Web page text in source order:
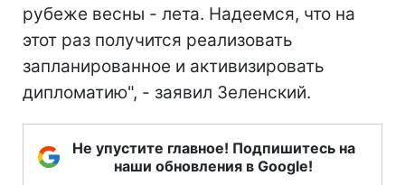
рубеже весны - лета. Надеемся, что на
этот раз получится реализовать
запланированное и активизировать
дипломатию", - заявил Зеленский.
Не упустите главное! Подпишитесь на
наши обновления в Google!